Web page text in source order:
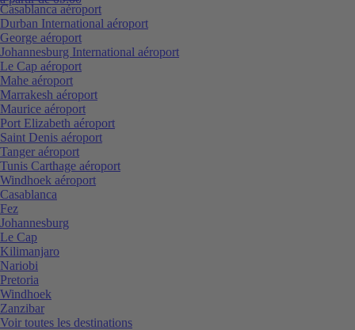
Casablanca aéroport
Durban International aéroport
George aéroport
Johannesburg International aéroport
Le Cap aéroport
Mahe aéroport
Marrakesh aéroport
Maurice aéroport
Port Elizabeth aéroport
Saint Denis aéroport
Tanger aéroport
Tunis Carthage aéroport
Windhoek aéroport
Casablanca
Fez
Johannesburg
Le Cap
Kilimanjaro
Nariobi
Pretoria
Windhoek
Zanzibar
Voir toutes les destinations